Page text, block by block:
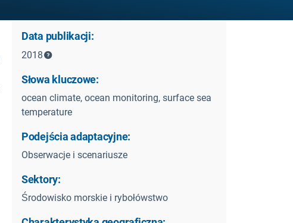
Data publikacji:
2018
Słowa kluczowe:
ocean climate, ocean monitoring, surface sea
temperature
Podejścia adaptacyjne:
Obserwacje i scenariusze
Sektory:
Środowisko morskie i rybołówstwo